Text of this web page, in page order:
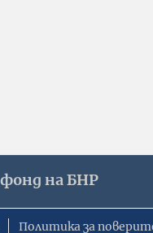
на БНР
Политика за